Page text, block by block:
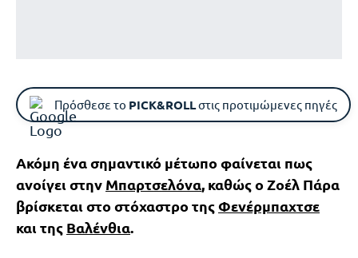
Πρόσθεσε το PICK&ROLLστις προτιμώμενες πηγές
Ακόμη ένα σημαντικό μέτωπο φαίνεται πως
ανοίγει στην Μπαρτσελόνα, καθώς ο Ζοέλ Πάρα
βρίσκεται στο στόχαστρο τηςΦενέρμπαχτσε
και της Βαλένθια.